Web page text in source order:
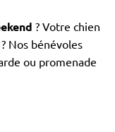
? Votre chien
? Nos bénévoles
ou promenade